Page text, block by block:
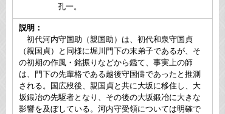
孔一。
説明：
初代河内守国助（親国助）は、初代和泉守国貞
（親国貞）と同様に堀川門下の末弟子であるが、そ
の初期の作風・銘振りなどから鑑て、事実上の師
は、門下の先輩格である越後守国儔であったと推測
される。国広歿後、親国貞と共に大坂に移住し、大
坂鍛冶の先駆者となり、その後の大坂鍛冶に大きな
影響を及ぼしている。河内守受領については明確で